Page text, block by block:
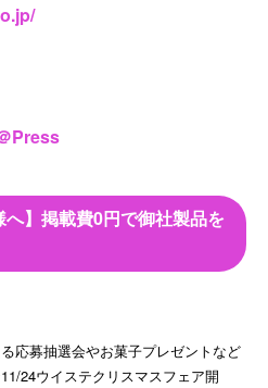
Press
へ】掲載費0円で御社製品を
応募抽選会やお菓子プレゼントなど
24ウイステクリスマスフェア開